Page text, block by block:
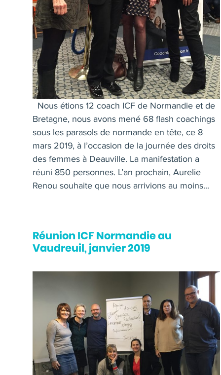
Nous étions 12 coach ICF de Normandie et de
Bretagne, nous avons mené 68 flash coachings
sous les parasols de normande en tête, ce 8
mars 2019, à l’occasion de la journée des droits
des femmes à Deauville. La manifestation a
réuni 850 personnes. L’an prochain, Aurelie
Renou souhaite que nous arrivions au moins...
Réunion ICF Normandie au
Vaudreuil, janvier 2019